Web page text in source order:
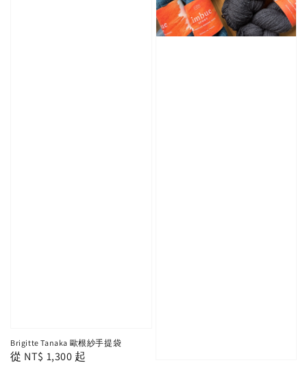
Brigitte Tanaka 歐根紗手提袋
Regular
從 NT$ 1,300 起